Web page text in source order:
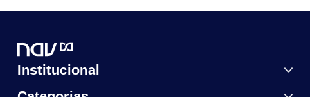
Institucional